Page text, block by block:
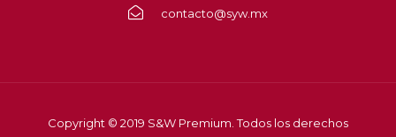
contacto@syw.mx
Copyright © 2019 S&W Premium. Todos los derechos